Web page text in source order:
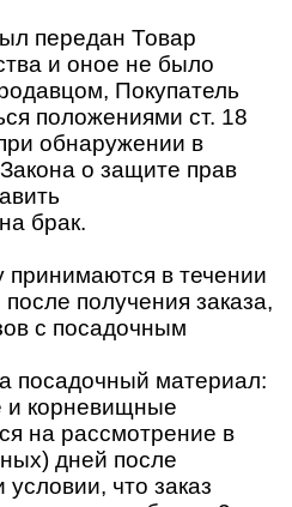
передан Товар
и оное не было
Покупатель
положениями ст. 18
обнаружении в
о защите прав
брак.
принимаются в течении
получения заказа,
с посадочным
посадочный материал:
и корневищные
на рассмотрение в
дней после
условии, что заказ